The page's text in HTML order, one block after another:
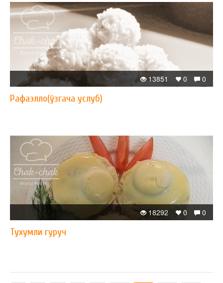
0
0
13851
Рафаэлло(ўзгача услуб)
0
0
18292
Тухумли гуруч